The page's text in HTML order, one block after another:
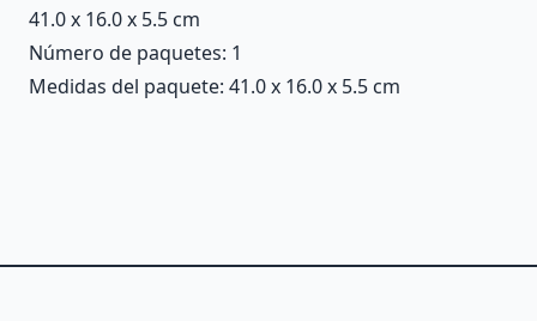
41.0 x 16.0 x 5.5 cm
Número de paquetes: 1
Medidas del paquete: 41.0 x 16.0 x 5.5 cm